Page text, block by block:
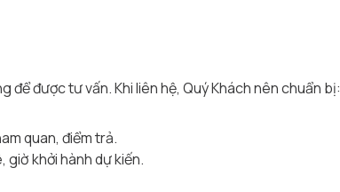
để được tư vấn. Khi liên hệ, Quý Khách nên chuẩn bị:
quan, điểm trả.
giờ khởi hành dự kiến.